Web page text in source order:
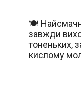
🍽️
завжди
тоненьких,
кислому